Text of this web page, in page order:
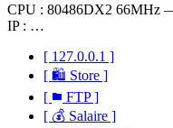
CPU : 80486DX2 66MHz
IP : …
[ 127.0.0.1 ]
[ 🛍 Store ]
[
FTP ]
[ 💰 Salaire ]